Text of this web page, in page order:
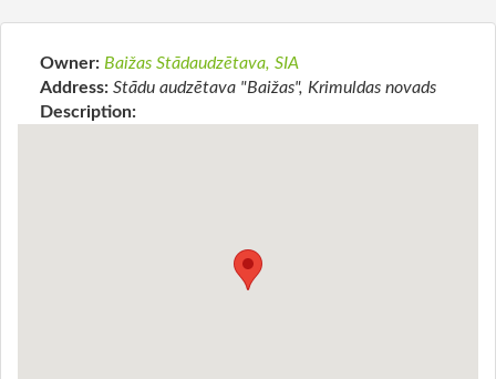
Owner: Baižas Stādaudzētava, SIA
Address: Stādu audzētava "Baižas", Krimuldas novads
Description: